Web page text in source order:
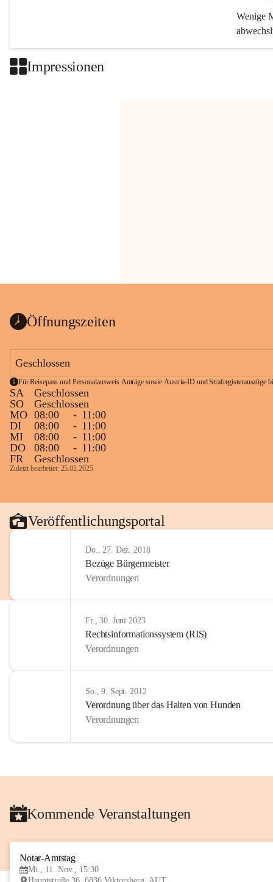
Wenige
Impressionen
Öffnungszeiten
Geschlossen
Für Reisepass und Personalausweis Anträge sowie Austria-ID und Strafregisterauszüge
SA
Geschlossen
SO
Geschlossen
MO 08:00 - 11:00
DI
08:00 - 11:00
MI
08:00 - 11:00
DO
08:00 - 11:00
FR
Geschlossen
Zuletzt bearbeitet: 25.02.2025
Veröffentlichungsportal
Do., 27. Dez. 2018
Bezüge Bürgermeister
Verordnungen
Fr., 30. Juni 2023
Rechtsinformationssystem (RIS)
Verordnungen
So., 9. Sept. 2012
Verordnung über das Halten von Hunden
Verordnungen
Kommende Veranstaltungen
Notar-Amtstag
Mi., 11. Nov., 15:30